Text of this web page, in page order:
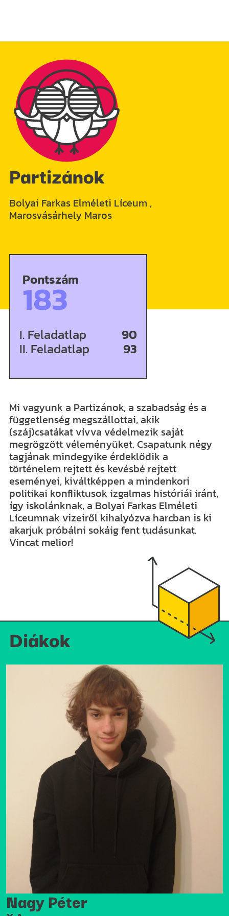
Partizánok
Bolyai Farkas Elméleti Líceum ,
Marosvásárhely Maros
Pontszám
183
I. Feladatlap
90
II. Feladatlap
93
Mi vagyunk a Partizánok, a szabadság és a
függetlenség megszállottai, akik
(száj)csatákat vívva védelmezik saját
megrögzött véleményüket. Csapatunk négy
tagjának mindegyike érdeklődik a
történelem rejtett és kevésbé rejtett
eseményei, kiváltképpen a mindenkori
politikai konfliktusok izgalmas históriái iránt,
így iskolánknak, a Bolyai Farkas Elméleti
Líceumnak vizeiről kihalyózva harcban is ki
akarjuk próbálni sokáig fent tudásunkat.
Vincat melior!
Diákok
Nagy Péter